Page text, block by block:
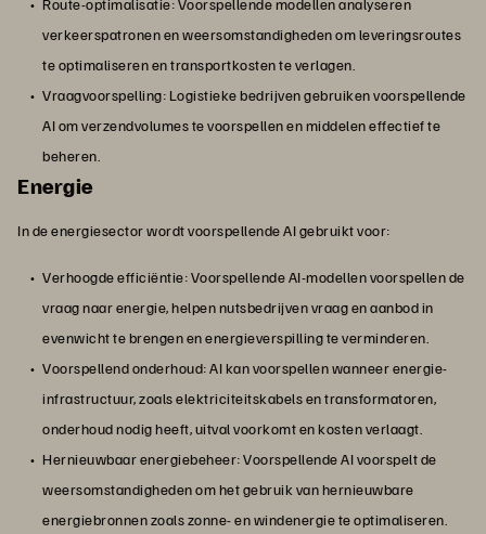
Route-optimalisatie: Voorspellende modellen analyseren
verkeerspatronen en weersomstandigheden om leveringsroutes
te optimaliseren en transportkosten te verlagen.
Vraagvoorspelling: Logistieke bedrijven gebruiken voorspellende
AI om verzendvolumes te voorspellen en middelen effectief te
beheren.
Energie
In de energiesector wordt voorspellende AI gebruikt voor:
Verhoogde efficiëntie: Voorspellende AI-modellen voorspellen de
vraag naar energie, helpen nutsbedrijven vraag en aanbod in
evenwicht te brengen en energieverspilling te verminderen.
Voorspellend onderhoud: AI kan voorspellen wanneer energie-
infrastructuur, zoals elektriciteitskabels en transformatoren,
onderhoud nodig heeft, uitval voorkomt en kosten verlaagt.
Hernieuwbaar energiebeheer: Voorspellende AI voorspelt de
weersomstandigheden om het gebruik van hernieuwbare
energiebronnen zoals zonne- en windenergie te optimaliseren.